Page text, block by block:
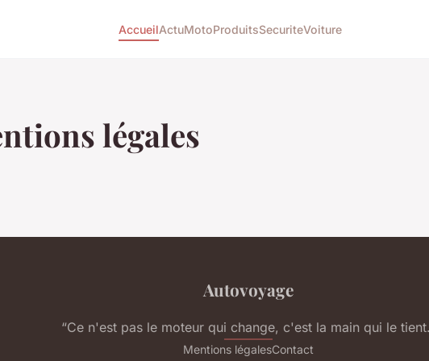
AccueilActuMotoProduitsSecuriteVoiture
légales
Autovoyage
“Ce n'est pas le moteur qui change, c'est la main qui le
Mentions légalesContact